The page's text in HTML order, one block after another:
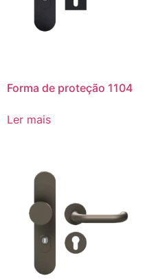
Forma de proteção 1104
Ler mais